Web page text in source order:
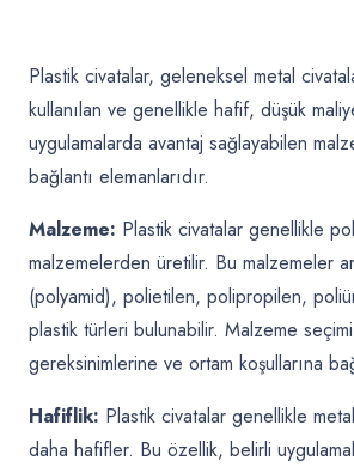
Plastik civatalar, geleneksel metal
kullanılan ve genellikle hafif, düşük
uygulamalarda avantaj sağlayabilen
bağlantı elemanlarıdır.
Malzeme: Plastik civatalar genellikle
malzemelerden üretilir. Bu malzemeler
(polyamid), polietilen, polipropilen,
plastik türleri bulunabilir. Malzeme
gereksinimlerine ve ortam koşullarına
Hafiflik: Plastik civatalar genellikle
daha hafifler. Bu özellik, belirli